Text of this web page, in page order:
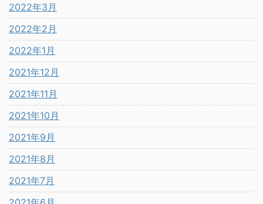
2022年3月
2022年2月
2022年1月
2021年12月
2021年11月
2021年10月
2021年9月
2021年8月
2021年7月